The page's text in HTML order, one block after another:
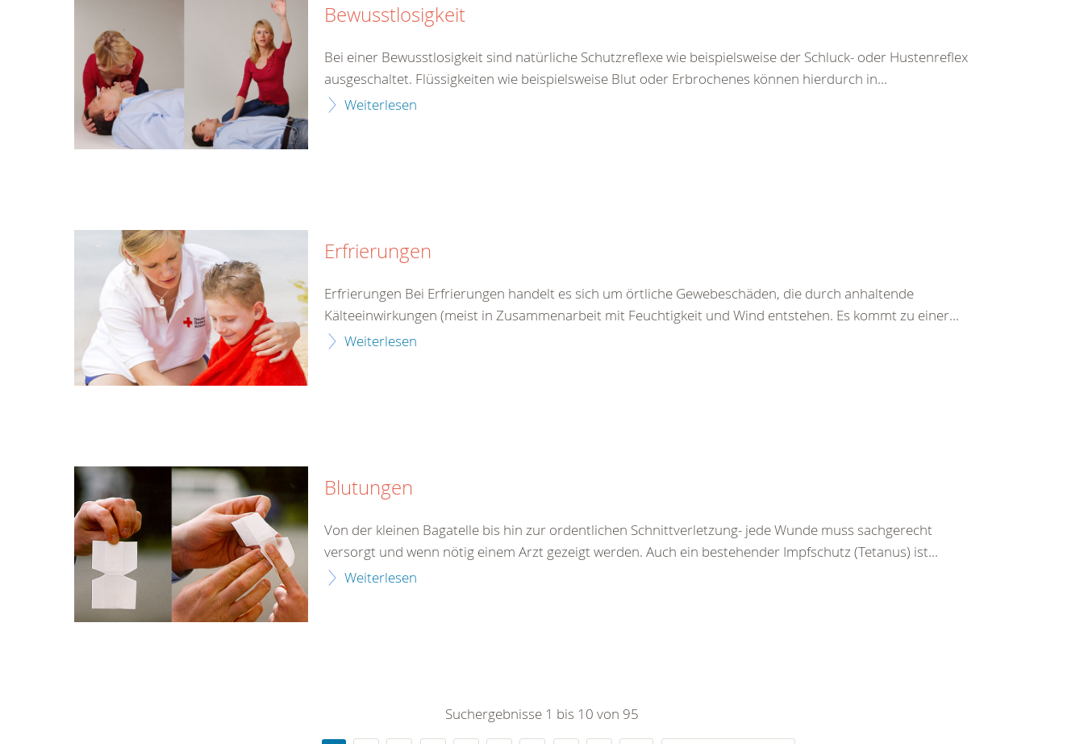
Bewusstlosigkeit
Bei einer Bewusstlosigkeit sind natürliche Schutzreflexe wie beispielsweise der Schluck- oder Hustenreflex
ausgeschaltet. Flüssigkeiten wie beispielsweise Blut oder Erbrochenes können hierdurch in...
Weiterlesen
Erfrierungen
Erfrierungen Bei Erfrierungen handelt es sich um örtliche Gewebeschäden, die durch anhaltende
Kälteeinwirkungen (meist in Zusammenarbeit mit Feuchtigkeit und Wind entstehen. Es kommt zu einer...
Weiterlesen
Blutungen
Von der kleinen Bagatelle bis hin zur ordentlichen Schnittverletzung- jede Wunde muss sachgerecht
versorgt und wenn nötig einem Arzt gezeigt werden. Auch ein bestehender Impfschutz (Tetanus) ist...
Weiterlesen
Suchergebnisse 1 bis 10 von 95